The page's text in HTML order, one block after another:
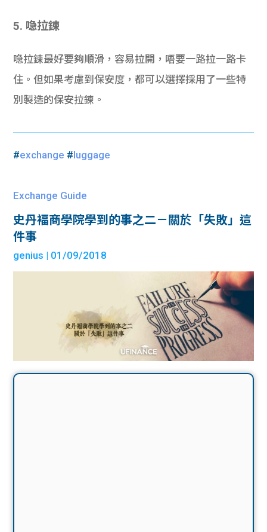
5. 喼拉鍊
喼拉鍊最好要夠順滑，容易拉開，唔要一路拉一路卡
住。但如果考慮到保安度，都可以選擇採用了一些特
別製造的保安拉鍊。
#exchange #luggage
Exchange Guide
史丹褔商學院學到的事之二－關於「失敗」這
件事
genius | 01/09/2018